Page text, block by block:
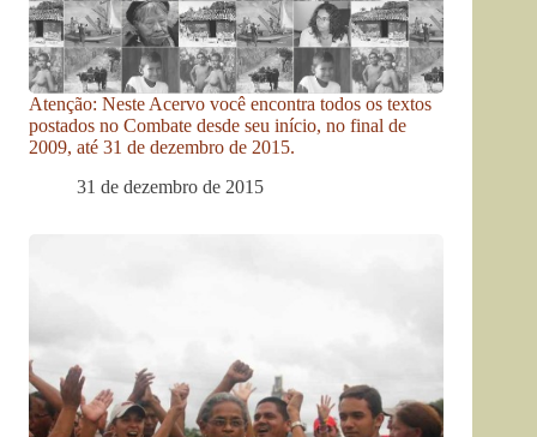
Atenção: Neste Acervo você encontra todos os textos
postados no Combate desde seu início, no final de
2009, até 31 de dezembro de 2015.
31 de dezembro de 2015